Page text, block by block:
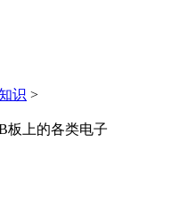
识 >
板上的各类电子